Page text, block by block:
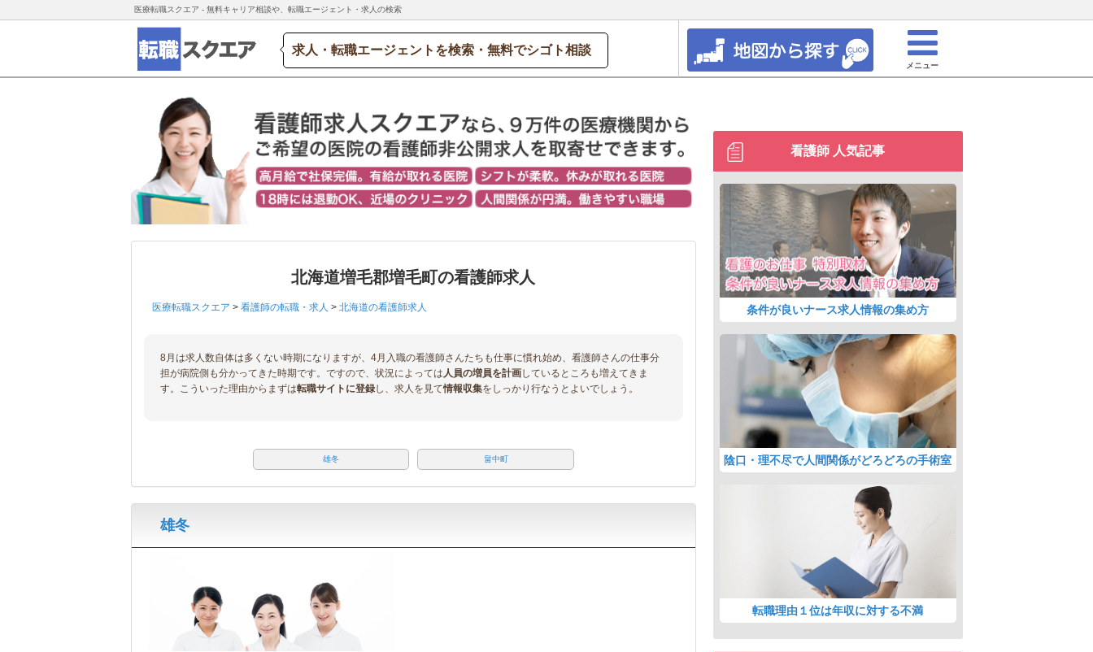
医療転職スクエア - 無料キャリア相談や、転職エージェント・求人の検索
求人・転職エージェントを検索・無料でシゴト相談
メニュー
北海道増毛郡増毛町の看護師求人
医療転職スクエア > 看護師の転職・求人 > 北海道の看護師求人
8月は求人数自体は多くない時期になりますが、4月入職の看護師さんたちも仕事に慣れ始め、看護師さんの仕事分
担が病院側も分かってきた時期です。ですので、状況によっては人員の増員を計画しているところも増えてきま
す。こういった理由からまずは転職サイトに登録し、求人を見て情報収集をしっかり行なうとよいでしょう。
雄冬 畠中町
雄冬
看護師 人気記事
条件が良いナース求人情報の集め方
陰口・理不尽で人間関係がどろどろの手術室
転職理由１位は年収に対する不満